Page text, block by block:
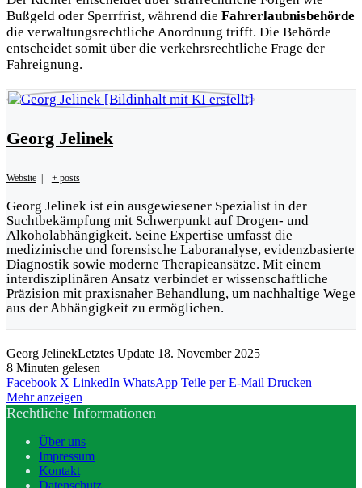
Bußgeld oder Sperrfrist, während die Fahrerlaubnisbehörde
die verwaltungsrechtliche Anordnung trifft. Die Behörde
entscheidet somit über die verkehrsrechtliche Frage der
Fahreignung.
Georg Jelinek
Website | + posts
Georg Jelinek ist ein ausgewiesener Spezialist in der
Suchtbekämpfung mit Schwerpunkt auf Drogen- und
Alkoholabhängigkeit. Seine Expertise umfasst die
medizinische und forensische Laboranalyse, evidenzbasierte
Diagnostik sowie moderne Therapieansätze. Mit einem
interdisziplinären Ansatz verbindet er wissenschaftliche
Präzision mit praxisnaher Behandlung, um nachhaltige Wege
aus der Abhängigkeit zu ermöglichen.
Georg JelinekLetztes Update 18. November 2025
8 Minuten gelesen
Facebook X LinkedIn WhatsApp Teile per E-Mail Drucken
Mehr anzeigen
Rechtliche Informationen
Über uns
Impressum
Kontakt
Datenschutz